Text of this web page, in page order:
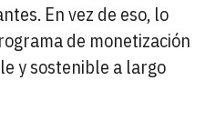
En vez de eso, lo
de monetización
y sostenible a largo